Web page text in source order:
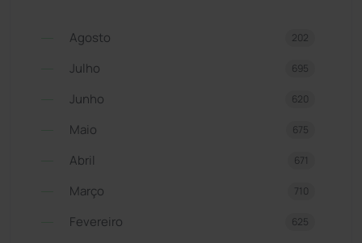
Agosto 202
Julho 695
Junho 620
Maio 675
Abril 671
Março 710
Fevereiro 625